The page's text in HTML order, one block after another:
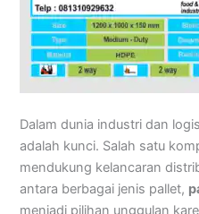
Dalam dunia industri dan
adalah kunci. Salah satu
mendukung kelancaran
antara berbagai jenis pallet,
menjadi pilihan unggulan